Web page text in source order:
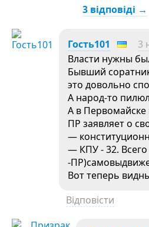
3 відповіді →
Гость101 3
Власти нужны
Бывший
это довольно
А народ-то
А в Первомайске
ПР заявляет о
—
— КПУ - 32.
-
Вот теперь
Відповісти